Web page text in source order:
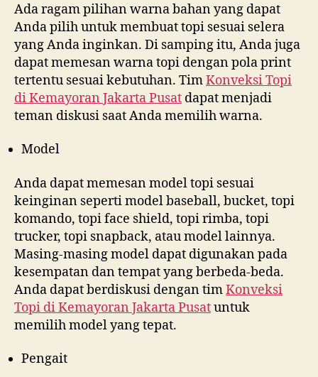
Ada ragam pilihan warna bahan yang dapat
Anda pilih untuk membuat topi sesuai selera
yang Anda inginkan. Di samping itu, Anda juga
dapat memesan warna topi dengan pola print
tertentu sesuai kebutuhan. TimKonveksi Topi
diKemayoran Jakarta Pusat dapat menjadi
teman diskusi saat Anda memilih warna.
Model
Anda dapat memesan model topi sesuai
keinginan seperti model baseball, bucket, topi
komando, topi face shield, topi rimba, topi
trucker, topi snapback, atau model lainnya.
Masing-masing model dapat digunakan pada
kesempatan dan tempat yang berbeda-beda.
Anda dapat berdiskusi dengan timKonveksi
Topi diKemayoran Jakarta Pusatuntuk
memilih model yang tepat.
Pengait